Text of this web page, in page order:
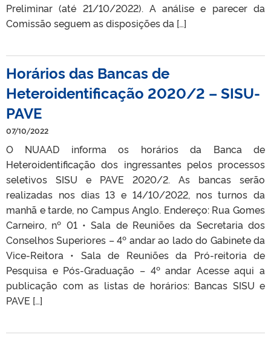
Preliminar (até 21/10/2022). A análise e parecer da
Comissão seguem as disposições da […]
Horários das Bancas de
Heteroidentificação 2020/2 – SISU-
PAVE
07/10/2022
O NUAAD informa os horários da Banca de
Heteroidentificação dos ingressantes pelos processos
seletivos SISU e PAVE 2020/2. As bancas serão
realizadas nos dias 13 e 14/10/2022, nos turnos da
manhã e tarde, no Campus Anglo. Endereço: Rua Gomes
Carneiro, nº 01 • Sala de Reuniões da Secretaria dos
Conselhos Superiores – 4º andar ao lado do Gabinete da
Vice-Reitora • Sala de Reuniões da Pró-reitoria de
Pesquisa e Pós-Graduação – 4º andar Acesse aqui a
publicação com as listas de horários: Bancas SISU e
PAVE […]